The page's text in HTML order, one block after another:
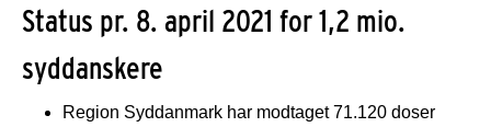
Status pr. 8. april 2021 for 1,2 mio.
syddanskere
Region Syddanmark har modtaget 71.120 doser